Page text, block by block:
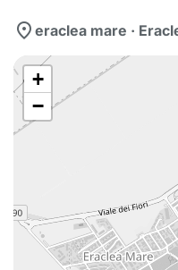
location_on eraclea mare ·
+
−